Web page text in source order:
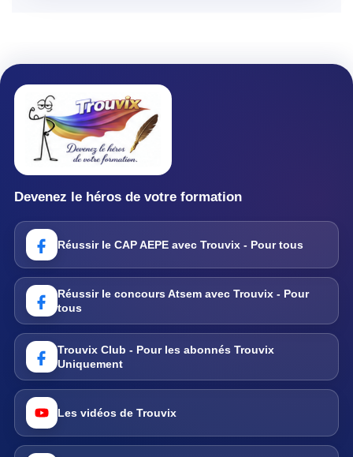
Devenez le héros de votre formation
Réussir le CAP AEPE avec Trouvix - Pour tous
Réussir le concours Atsem avec Trouvix - Pour
tous
Trouvix Club - Pour les abonnés Trouvix
Uniquement
Les vidéos de Trouvix